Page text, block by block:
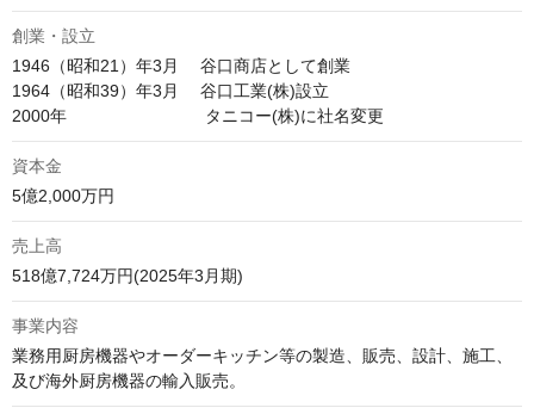
創業・設立
1946（昭和21）年3月 　谷口商店として創業
1964（昭和39）年3月 　谷口工業(株)設立
資本金
5億2,000万円
売上高
518億7,724万円(2025年3月期)
事業内容
業務用厨房機器やオーダーキッチン等の製造、販売、設計、施工、
及び海外厨房機器の輸入販売。